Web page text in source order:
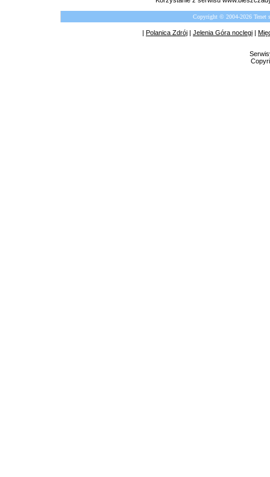
Copyright © 2004-2026
| Polanica Zdrój | Jelenia Góra noclegi |